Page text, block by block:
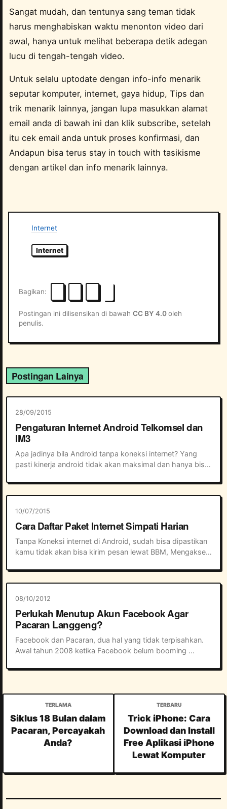
Sangat mudah, dan tentunya sang teman tidak
harus menghabiskan waktu menonton video dari
awal, hanya untuk melihat beberapa detik adegan
lucu di tengah-tengah video.
Untuk selalu uptodate dengan info-info menarik
seputar komputer, internet, gaya hidup, Tips dan
trik menarik lainnya, jangan lupa masukkan alamat
email anda di bawah ini dan klik subscribe, setelah
itu cek email anda untuk proses konfirmasi, dan
Andapun bisa terus stay in touch with tasikisme
dengan artikel dan info menarik lainnya.
Internet
Internet
Postingan ini dilisensikan di bawahCC BY 4.0oleh
penulis.
Bagikan
Postingan Lainya
28/09/2015
Pengaturan Internet Android Telkomsel dan
IM3
Apa jadinya bila Android tanpa koneksi internet? Yang
pasti kinerja android tidak akan maksimal dan hanya bisa
dibutuhkan oleh Android karena be...
10/07/2015
Cara Daftar Paket Internet Simpati Harian
Tanpa Koneksi internet di Android, sudah bisa dipastikan
kamu tidak akan bisa kirim pesan lewat BBM, Mengakses
internet murah untuk Android bukan lagi...
08/10/2012
Perlukah Menutup Akun Facebook Agar
Pacaran Langgeng?
Facebook dan Pacaran, dua hal yang tidak terpisahkan.
Awal tahun 2008 ketika Facebook belum booming
tidak akan terlalu berpengaruh terhadap...
Siklus 18 Bulan dalam
Pacaran, Percayakah
Anda?
Trick iPhone: Cara
Download dan Install
Free Aplikasi iPhone
Lewat Komputer